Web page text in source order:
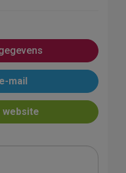
mail
website